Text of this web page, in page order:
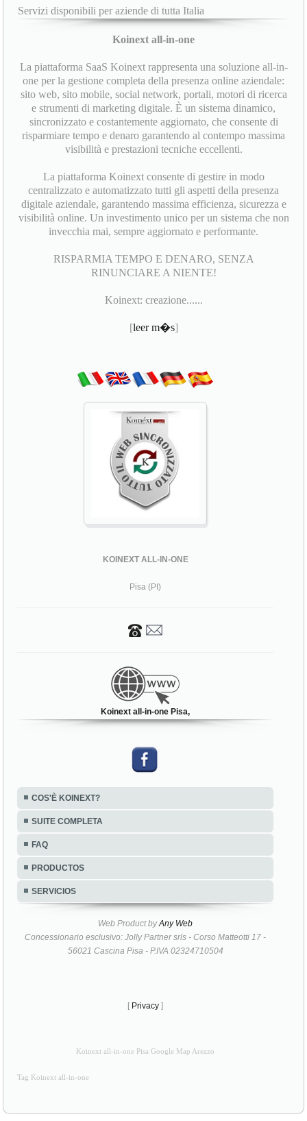
Servizi disponibili per aziende di tutta Italia
Koinext all-in-one
La piattaforma SaaS Koinext rappresenta una soluzione all-in-
one per la gestione completa della presenza online aziendale:
sito web, sito mobile, social network, portali, motori di ricerca
e strumenti di marketing digitale. È un sistema dinamico,
sincronizzato e costantemente aggiornato, che consente di
risparmiare tempo e denaro garantendo al contempo massima
visibilità e prestazioni tecniche eccellenti.
La piattaforma Koinext consente di gestire in modo
centralizzato e automatizzato tutti gli aspetti della presenza
digitale aziendale, garantendo massima efficienza, sicurezza e
visibilità online. Un investimento unico per un sistema che non
invecchia mai, sempre aggiornato e performante.
RISPARMIA TEMPO E DENARO, SENZA
RINUNCIARE A NIENTE!
Koinext: creazione......
[leer m�s]
KOINEXT ALL-IN-ONE
Pisa (PI)
Koinext all-in-one Pisa,
COS'È KOINEXT?
SUITE COMPLETA
FAQ
PRODUCTOS
SERVICIOS
Web Product byAny Web
Concessionario esclusivo: Jolly Partner srls - Corso Matteotti 17 -
56021 Cascina Pisa - P.IVA 02324710504
[ Privacy ]
Koinext all-in-one Pisa Google Map Arezzo
Tag Koinext all-in-one